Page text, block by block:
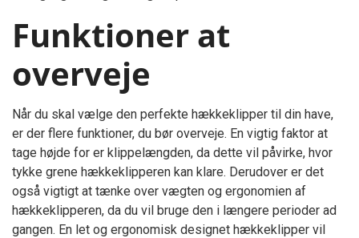
Funktioner at
overveje
Når du skal vælge den perfekte hækkeklipper til din have,
er der flere funktioner, du bør overveje. En vigtig faktor at
tage højde for er klippelængden, da dette vil påvirke, hvor
tykke grene hækkeklipperen kan klare. Derudover er det
også vigtigt at tænke over vægten og ergonomien af
hækkeklipperen, da du vil bruge den i længere perioder ad
gangen. En let og ergonomisk designet hækkeklipper vil